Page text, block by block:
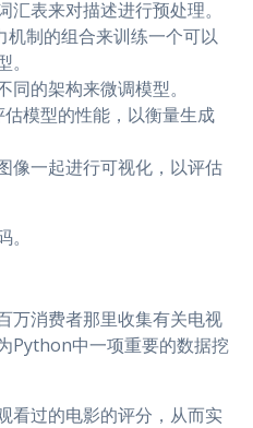
表来对描述进行预处理。
制的组合来训练一个可以
的架构来微调模型。
模型的性能，以衡量生成
像一起进行可视化，以评估
万消费者那里收集有关电视
Python中一项重要的数据挖
看过的电影的评分，从而实